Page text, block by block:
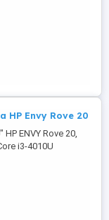
pin x 1, 8-pin x 1
HP Envy Rove 20
ENVY Rove 20,
i3-4010U
256+32Gb SSD,
Windows 10,
tine cateva